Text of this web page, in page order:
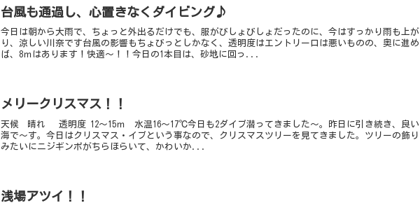
台風も通過し、心置きなくダイビング♪
今日は朝から大雨で、ちょっと外出るだけでも、服がびしょびしょだったのに、今はすっかり雨も上が
り、涼しい川奈です台風の影響もちょびっとしかなく、透明度はエントリー口は悪いものの、奥に進め
ば、8ｍはあります！快適～！！今日の1本目は、砂地に回っ...
メリークリスマス！！
天候 晴れ 透明度 12～15ｍ 水温16～17℃今日も2ダイブ潜ってきました～。昨日に引き続き、良い
海で～す。今日はクリスマス・イブという事なので、クリスマスツリーを見てきました。ツリーの飾り
みたいにニジギンポがちらほらいて、かわいか...
浅場アツイ！！